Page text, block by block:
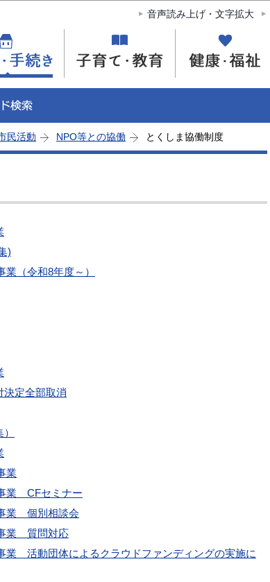
このページの本文へ移動
音声読み上げ・文字拡大
民活動 NPO等との協働 とくしま協働制度
)
（令和8年度～）
決定全部取消
業
業＿CFセミナー
業＿個別相談会
業＿質問対応
＿活動団体によるクラウドファンディングの実施に